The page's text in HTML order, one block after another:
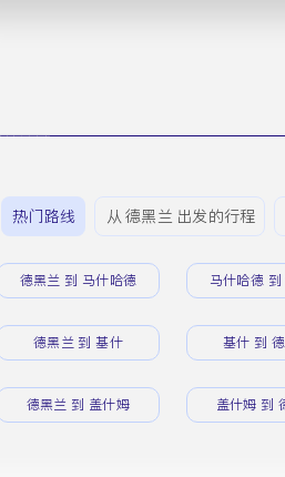
热门路线 从 德黑兰 出发的行程
德黑兰 到 马什哈德 马什哈德 到
德黑兰 到 基什 基什 到
德黑兰 到 盖什姆 盖什姆 到